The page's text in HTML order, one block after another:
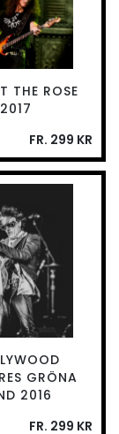
THE ROSE
2017
FR. 299 KR
GRÖNA
2016
FR. 299 KR